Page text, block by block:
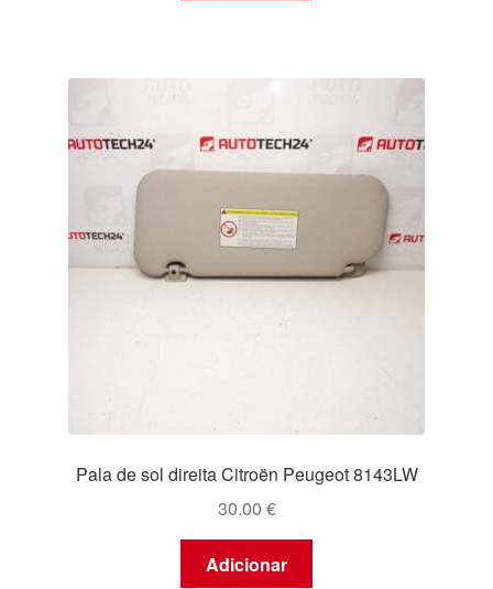
Pala de sol direita Citroën Peugeot 8143LW
30.00 €
Adicionar